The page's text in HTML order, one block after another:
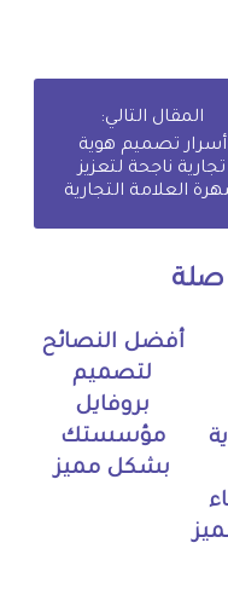
المقال التالي:
أسرار تصميم هوية
تجارية ناجحة لتعزيز
العلامة التجارية
صلة
أفضل النصائح
لتصميم
بروفايل
مؤسستك
بشكل مميز